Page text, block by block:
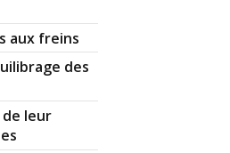
aux freins
des
leur